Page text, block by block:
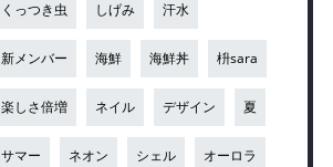
くっつき虫 しげみ 汗水
新メンバー 海鮮 海鮮丼 枡sara
楽しさ倍増 ネイル デザイン 夏
サマー ネオン シェル オーロラ